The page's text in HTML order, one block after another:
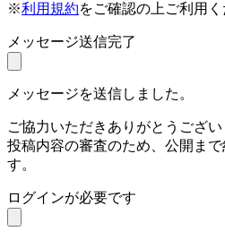
※利用規約をご確認の上ご利用
メッセージ送信完了
メッセージを送信しました。
ご協力いただきありがとうござい
投稿内容の審査のため、公開ま
す。
ログインが必要です